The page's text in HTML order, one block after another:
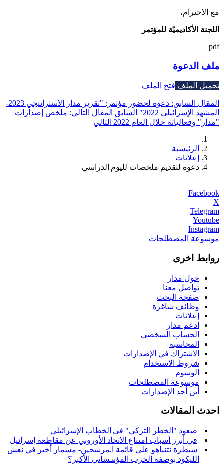
مع الاحترام،
اللجنة الأكاديميّة للمؤتمر
pdf
ملف الدعوة
تحميل الملف فتح الملف
المقال السابق: دعوة لحضور مؤتمر: "تقرير مدار الاستراتيجي 2023-
المشهد الإسرائيلي 2022"
السابق المقال التالي: ملخص إصدارات
"مدار" وفعالياته خلال العام 2022
التالي
الرئيسية
إعلانات
دعوة لتقديم ملخصات لليوم الدراسي
Facebook
X
Telegram
Youtube
Instagram
موسوعة المصطلحات
روابط اخرى
حول مدار
تواصل معنا
صفحة البحث
وظائف شاغرة
إعلانات
ادعم مدار
الحساب الشخصي
المحاسبه
الاشتراك في الإصدارات
شروط الاستخدام
الوسوم
موسوعة المصطلحات
أين أجد الإصدارات
احدث المقالات
صعود "الخطر التركي" في الخطاب الإسرائيلي
في أبرز أسباب امتناع الاتحاد الأوروبي عن مقاطعة إسرائيل
سيطرة نتنياهو على قائمة المرشحين- مسمار أخير في نعش
الليكود بوصفه الحزب المؤسساتي الأكبر؟